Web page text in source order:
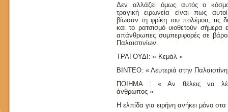
Δεν αλλάζει όμως αυτός ο
τραγική ειρωνεία είναι πως
βίωσαν τη φρίκη του πολέμου, τις
και το ρατσισμό υιοθετούν σήμερα
απάνθρωπες συμπεριφορές σε
Παλαιστινίων.
ΤΡΑΓΟΥΔΙ: « Κεμάλ »
ΒΙΝΤΕΟ: « Λευτεριά στην
ΠΟΙΗΜΑ : « Αν θέλεις να
άνθρωπος »
Η ελπίδα για ειρήνη ανήκει μόνο στα